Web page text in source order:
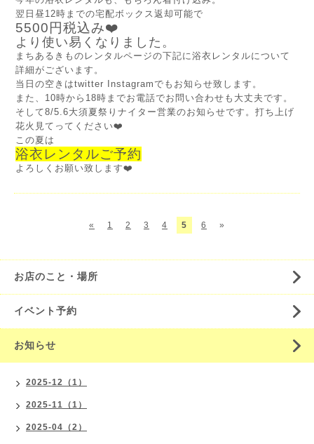
翌日昼12時までの宅配ボックス返却可能で
5500円税込み❤️
より使い易くなりました。
まちあるきものレンタルページの下記に浴衣レンタルについて
詳細がございます。
当日の空きはtwitter Instagramでもお知らせ致します。
また、10時から18時までお電話でお問い合わせも大丈夫です。
そして8/5.6大須夏祭りナイター営業のお知らせです。打ち上げ
花火見てってください❤️
この夏は
浴衣レンタルご予約
よろしくお願い致します❤️
« 1 2 3 4 5 6 »
お店のこと・場所
イベント予約
お知らせ
2025-12（1）
2025-11（1）
2025-04（2）